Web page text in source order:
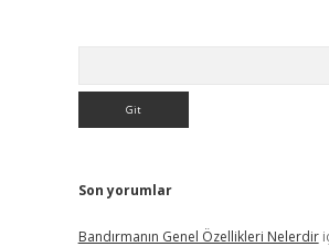
Son yorumlar
Bandırmanın Genel Özellikleri Nelerdir